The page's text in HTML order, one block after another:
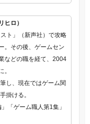
ヒロ）
ト」（新声社）で攻略
。その後、ゲームセン
などの職を経て、2004
。
し、現在ではゲーム関
掛ける。
「ゲーム職人第1集」